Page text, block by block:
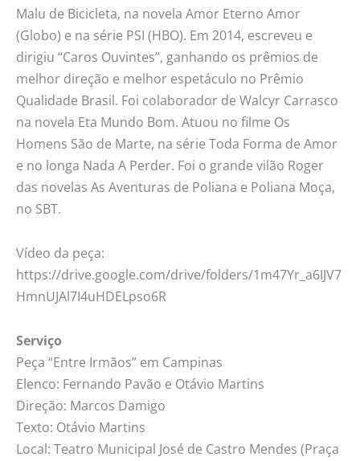
Malu de Bicicleta, na novela Amor Eterno Amor
(Globo) e na série PSI (HBO). Em 2014, escreveu e
dirigiu “Caros Ouvintes”, ganhando os prêmios de
melhor direção e melhor espetáculo no Prêmio
Qualidade Brasil. Foi colaborador de Walcyr Carrasco
na novela Eta Mundo Bom. Atuou no filme Os
Homens São de Marte, na série Toda Forma de Amor
e no longa Nada A Perder. Foi o grande vilão Roger
das novelas As Aventuras de Poliana e Poliana Moça,
no SBT.
Vídeo da peça:
https://drive.google.com/drive/folders/1m47Yr_a6IJV7
HmnUJAl7I4uHDELpso6R
Serviço
Peça “Entre Irmãos” em Campinas
Elenco: Fernando Pavão e Otávio Martins
Direção: Marcos Damigo
Texto: Otávio Martins
Local: Teatro Municipal José de Castro Mendes (Praça